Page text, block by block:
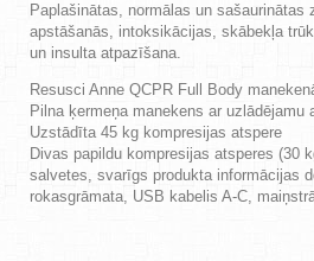
Paplašinātas, normālas un sašaurinātas
apstāšanās, intoksikācijas, skābekļa
un insulta atpazīšana.
Resusci Anne QCPR Full Body
Pilna ķermeņa manekens ar uzlādējamu
Uzstādīta 45 kg kompresijas atspere
Divas papildu kompresijas atsperes (30
salvetes, svarīgs produkta informācijas
rokasgrāmata, USB kabelis A-C,